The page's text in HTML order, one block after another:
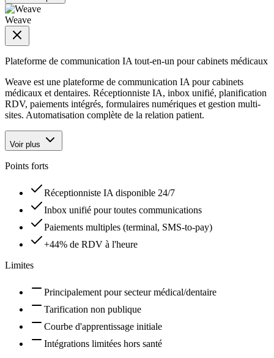
Weave
Plateforme de communication IA tout-en-un pour cabinets médicaux
Weave est une plateforme de communication IA pour cabinets
médicaux et dentaires. Réceptionniste IA, inbox unifié, planification
RDV, paiements intégrés, formulaires numériques et gestion multi-
sites. Automatisation complète de la relation patient.
Voir plus
Points forts
Réceptionniste IA disponible 24/7
Inbox unifié pour toutes communications
Paiements multiples (terminal, SMS-to-pay)
+44% de RDV à l'heure
Limites
Principalement pour secteur médical/dentaire
Tarification non publique
Courbe d'apprentissage initiale
Intégrations limitées hors santé